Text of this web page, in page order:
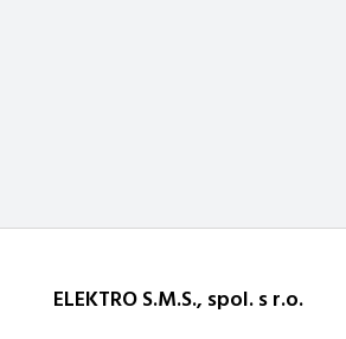
ELEKTRO S.M.S., spol. s r.o.